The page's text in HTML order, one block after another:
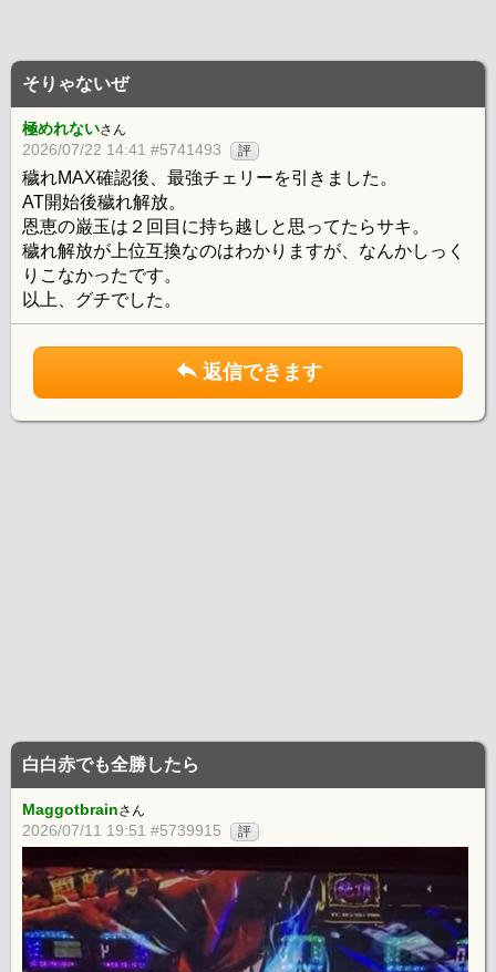
そりゃないぜ
極めれないさん
2026/07/22 14:41 #5741493 評
穢れMAX確認後、最強チェリーを引きました。
AT開始後穢れ解放。
恩恵の巌玉は２回目に持ち越しと思ってたらサキ。
穢れ解放が上位互換なのはわかりますが、なんかしっく
りこなかったです。
以上、グチでした。
返信できます
白白赤でも全勝したら
Maggotbrainさん
2026/07/11 19:51 #5739915 評